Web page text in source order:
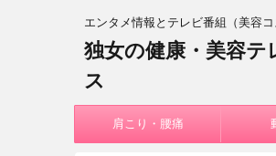
エンタメ情報とテレビ番組（美容
独女の健康・美容テ
ス
肩こり・腰痛